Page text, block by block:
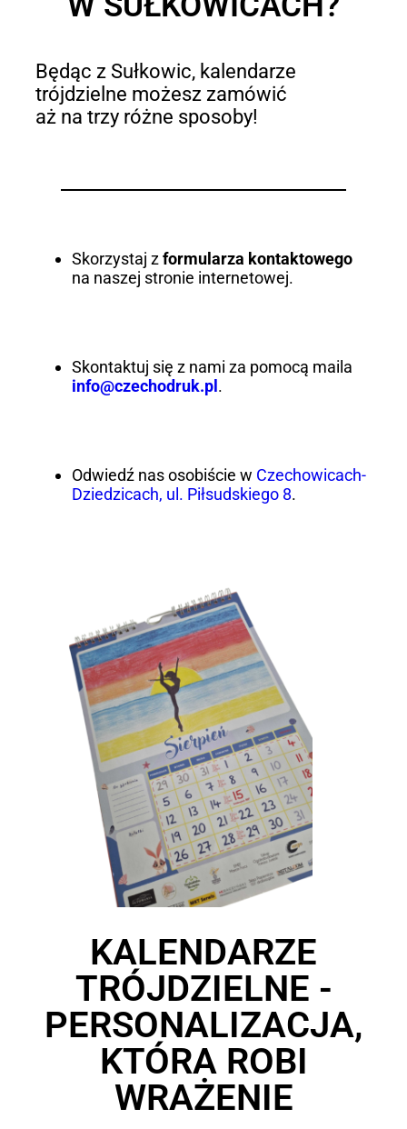
Będąc z Sułkowic, kalendarze
trójdzielne możesz zamówić
aż na trzy różne sposoby!
Skorzystaj zformularza kontaktowego
na naszej stronie internetowej.
Skontaktuj się z nami za pomocą maila
info@czechodruk.pl .
Odwiedź nas osobiście w Czechowicach-
Dziedzicach, ul. Piłsudskiego 8.
KALENDARZE
TRÓJDZIELNE -
PERSONALIZACJA,
KTÓRA ROBI
WRAŻENIE